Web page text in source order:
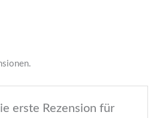
erste Rezension für